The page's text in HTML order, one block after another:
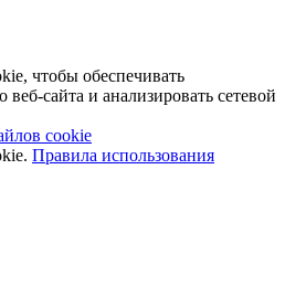
чтобы обеспечивать
сайта и анализировать сетевой
cookie
Правила использования